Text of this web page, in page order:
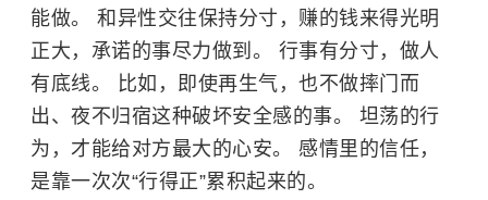
能做。 和异性交往保持分寸，赚的钱来得光明
正大，承诺的事尽力做到。 行事有分寸，做人
有底线。 比如，即使再生气，也不做摔门而
出、夜不归宿这种破坏安全感的事。 坦荡的行
为，才能给对方最大的心安。 感情里的信任，
是靠一次次“行得正”累积起来的。